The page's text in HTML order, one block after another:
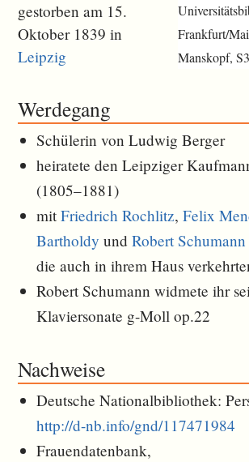
Frankfurt/
Manskopf,
gestorben am 15.
Oktober 1839 in
Leipzig
Werdegang
Schülerin von Ludwig Berger
heiratete den Leipziger
(1805–1881)
mitFriedrich Rochlitz,Felix
Bartholdy undRobert Schumann
die auch in ihrem Haus
Robert Schumann widmete ihr
Klaviersonate g-Moll op.22
Nachweise
Deutsche Nationalbibliothek:
http://d-nb.info/gnd/117471984
Frauendatenbank,